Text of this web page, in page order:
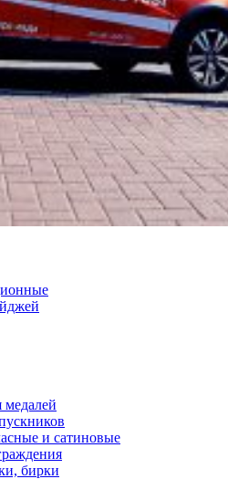
и сатиновые
бирки